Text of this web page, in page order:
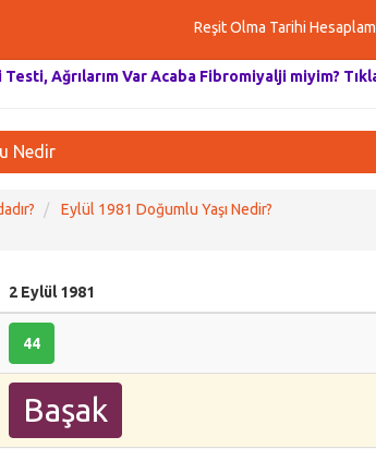
Reşit Olma Tarihi
Ağrılarım Var Acaba Fibromiyalji miyim?
Nedir
Eylül 1981 Doğumlu Yaşı Nedir?
2 Eylül 1981
44
Başak